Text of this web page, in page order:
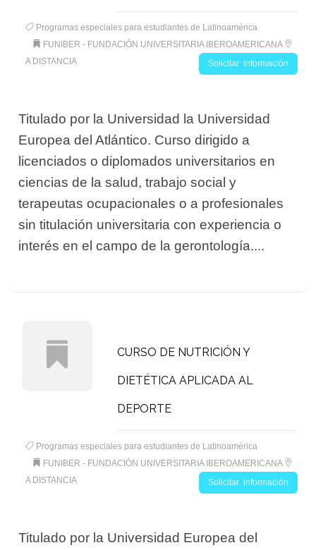
Programas especiales para estudiantes de Latinoamérica
FUNIBER - FUNDACIÓN UNIVERSITARIA IBEROAMERICANA
A DISTANCIA
Solicitar información
Titulado por la Universidad la Universidad
Europea del Atlántico. Curso dirigido a
licenciados o diplomados universitarios en
ciencias de la salud, trabajo social y
terapeutas ocupacionales o a profesionales
sin titulación universitaria con experiencia o
interés en el campo de la gerontología....
CURSO DE NUTRICIÓN Y
DIETÉTICA APLICADA AL
DEPORTE
Programas especiales para estudiantes de Latinoamérica
FUNIBER - FUNDACIÓN UNIVERSITARIA IBEROAMERICANA
A DISTANCIA
Solicitar información
Titulado por la Universidad Europea del